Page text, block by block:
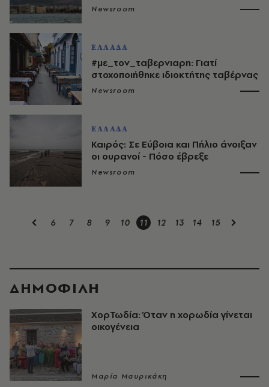
Newsroom
ΕΛΛΑΔΑ
#με_τον_ταβερνιαρη: Γιατί
στοχοποιήθηκε ιδιοκτήτης ταβέρνας
Newsroom
ΕΛΛΑΔΑ
Καιρός: Σε Εύβοια και Πήλιο άνοιξαν
οι ουρανοί - Πόσο έβρεξε
Newsroom
6 7 8 9 10 11 12 13 14 15
ΔΗΜΟΦΙΛΗ
ΧορΤωδία: Όταν η χορωδία γίνεται
οικογένεια
Μαρία Μαυρικάκη